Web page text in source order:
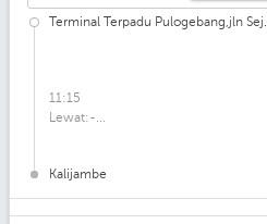
Terminal Terpadu Pulogebang,jln Sej...
11:15
Lewat:-...
Kalijambe